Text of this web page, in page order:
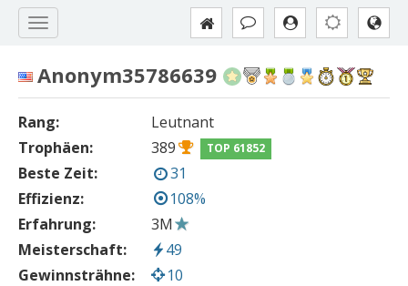
Anonym35786639
Rang:
Leutnant
Trophäen:
389 TOP 61852
Beste Zeit:
31
Effizienz:
108%
Erfahrung:
3M
Meisterschaft:
49
Gewinnsträhne:
10